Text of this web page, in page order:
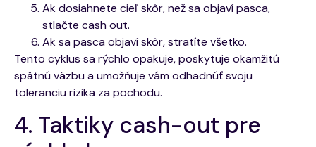
Ak dosiahnete cieľ skôr, než sa objaví pasca,
stlačte cash out.
Ak sa pasca objaví skôr, stratíte všetko.
Tento cyklus sa rýchlo opakuje, poskytuje okamžitú
spätnú väzbu a umožňuje vám odhadnúť svoju
toleranciu rizika za pochodu.
4. Taktiky cash-out pre